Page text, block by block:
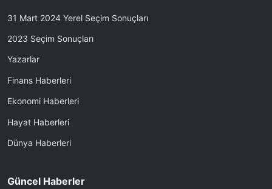
31 Mart 2024 Yerel Seçim Sonuçları
2023 Seçim Sonuçları
Yazarlar
Finans Haberleri
Ekonomi Haberleri
Hayat Haberleri
Dünya Haberleri
Güncel Haberler